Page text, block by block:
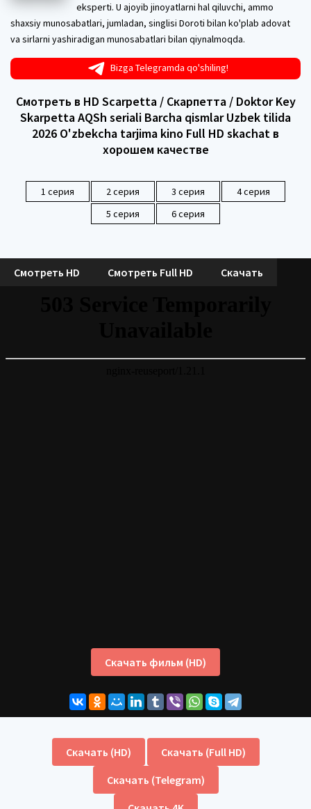
eksperti. U ajoyib jinoyatlarni hal qiluvchi, ammo
shaxsiy munosabatlari, jumladan, singlisi Doroti bilan ko'plab adovat
va sirlarni yashiradigan munosabatlari bilan qiynalmoqda.
Bizga Telegramda qo'shiling!
Смотреть в HD Scarpetta / Скарпетта / Doktor Key
Skarpetta AQSh seriali Barcha qismlar Uzbek tilida
2026 O'zbekcha tarjima kino Full HD skachat в
хорошем качестве
1 серия 2 серия 3 серия
4 серия
5 серия
6 серия
Смотреть HD Смотреть Full HD Скачать
Скачать фильм (HD)
Скачать (HD)
Скачать (Full HD)
Скачать (Telegram)